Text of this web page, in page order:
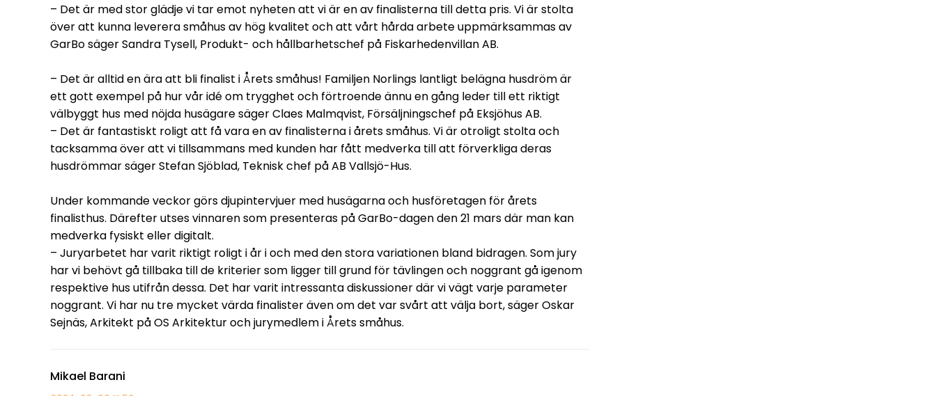
– Det är med stor glädje vi tar emot nyheten att vi är en av finalisterna till detta pris. Vi är stolta
över att kunna leverera småhus av hög kvalitet och att vårt hårda arbete uppmärksammas av
GarBo säger Sandra Tysell, Produkt- och hållbarhetschef på Fiskarhedenvillan AB.
– Det är alltid en ära att bli finalist i Årets småhus! Familjen Norlings lantligt belägna husdröm är
ett gott exempel på hur vår idé om trygghet och förtroende ännu en gång leder till ett riktigt
välbyggt hus med nöjda husägare säger Claes Malmqvist, Försäljningschef på Eksjöhus AB.
– Det är fantastiskt roligt att få vara en av finalisterna i årets småhus. Vi är otroligt stolta och
tacksamma över att vi tillsammans med kunden har fått medverka till att förverkliga deras
husdrömmar säger Stefan Sjöblad, Teknisk chef på AB Vallsjö-Hus.
Under kommande veckor görs djupintervjuer med husägarna och husföretagen för årets
finalisthus. Därefter utses vinnaren som presenteras på GarBo-dagen den 21 mars där man kan
medverka fysiskt eller digitalt.
– Juryarbetet har varit riktigt roligt i år i och med den stora variationen bland bidragen. Som jury
har vi behövt gå tillbaka till de kriterier som ligger till grund för tävlingen och noggrant gå igenom
respektive hus utifrån dessa. Det har varit intressanta diskussioner där vi vägt varje parameter
noggrant. Vi har nu tre mycket värda finalister även om det var svårt att välja bort, säger Oskar
Sejnäs, Arkitekt på OS Arkitektur och jurymedlem i Årets småhus.
Mikael Barani